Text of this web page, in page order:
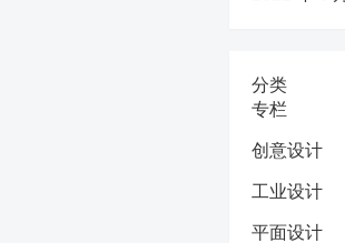
分类
专栏
创意设计
工业设计
平面设计